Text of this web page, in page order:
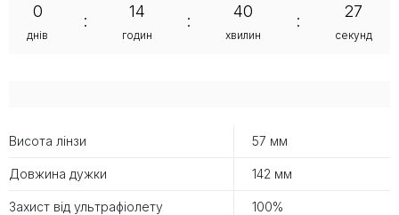
Висота лінзи 57 мм
Довжина дужки 142 мм
Захист від ультрафіолету 100%
0
днів
:
14
годин
:
40
хвилин
:
26
секунд